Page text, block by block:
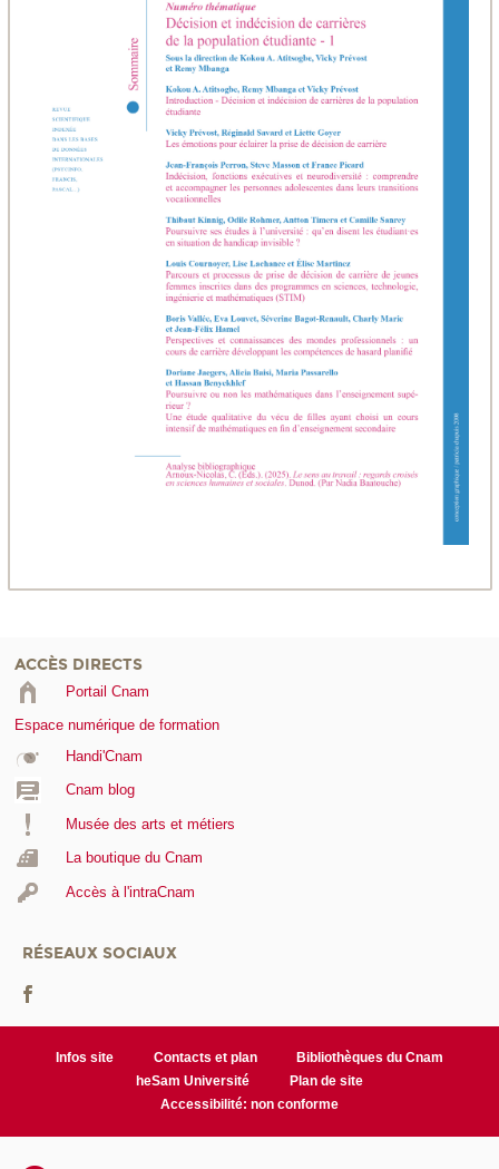
ACCÈS DIRECTS
Portail Cnam
Espace numérique de formation
Handi'Cnam
Cnam blog
Musée des arts et métiers
La boutique du Cnam
Accès à l'intraCnam
RÉSEAUX SOCIAUX
Infos site Contacts et plan
Bibliothèques du Cnam
heSam Université
Plan de site
Accessibilité: non conforme